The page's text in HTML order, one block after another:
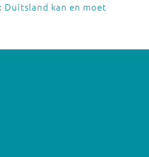
Duitsland kan en moet